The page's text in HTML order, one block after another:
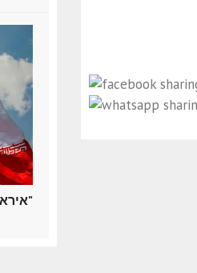
איראן מאשימה את ארה"ב ב"פיראטיות"